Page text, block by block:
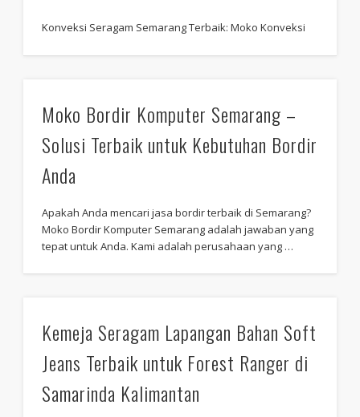
Konveksi Seragam Semarang Terbaik: Moko Konveksi
Moko Bordir Komputer Semarang –
Solusi Terbaik untuk Kebutuhan Bordir
Anda
Apakah Anda mencari jasa bordir terbaik di Semarang?
Moko Bordir Komputer Semarang adalah jawaban yang
tepat untuk Anda. Kami adalah perusahaan yang …
Kemeja Seragam Lapangan Bahan Soft
Jeans Terbaik untuk Forest Ranger di
Samarinda Kalimantan